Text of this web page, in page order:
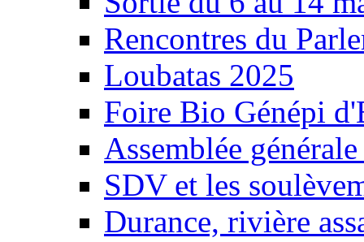
Rencontres du
Loubatas 2025
Foire Bio Génépi
Assemblée
SDV et les
Durance, rivière